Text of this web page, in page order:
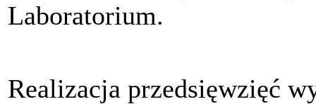
Laboratorium.
Realizacja przedsięwzięć